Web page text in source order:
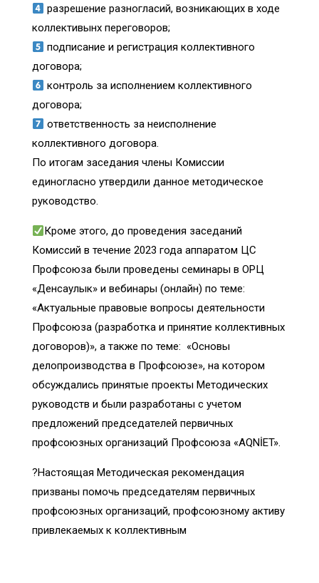
разрешение разногласий, возникающих в ходе
коллективынх переговоров;
подписание и регистрация коллективного
договора;
контроль за исполнением коллективного
договора;
ответственность за неисполнение
коллективного договора.
По итогам заседания члены Комиссии
единогласно утвердили данное методическое
руководство.
Кроме этого, до проведения заседаний
Комиссий в течение 2023 года аппаратом ЦС
Профсоюза были проведены семинары в ОРЦ
«Денсаулык» и вебинары (онлайн) по теме:
«Актуальные правовые вопросы деятельности
Профсоюза (разработка и принятие коллективных
договоров)», а также по теме: «Основы
делопроизводства в Профсоюзе», на котором
обсуждались принятые проекты Методических
руководств и были разработаны с учетом
предложений председателей первичных
профсоюзных организаций Профсоюза «AQNİET».
?️Настоящая Методическая рекомендация
призваны помочь председателям первичных
профсоюзных организаций, профсоюзному активу
привлекаемых к коллективным